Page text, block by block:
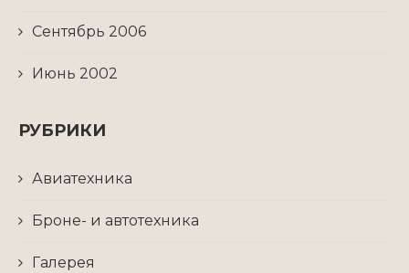
Сентябрь 2006
Июнь 2002
РУБРИКИ
Авиатехника
Броне- и автотехника
Галерея